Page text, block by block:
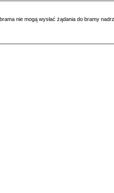
nie mogą wysłać żądania do bramy